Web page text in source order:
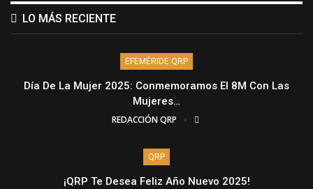
LO MÁS RECIENTE
EFEMÉRIDE QRP
Día De La Mujer 2025: Conmemoramos El 8M Con Las
Mujeres…
REDACCIÓN QRP
QRP
¡QRP Te Desea Feliz Año Nuevo 2025!